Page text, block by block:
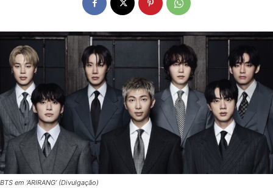
BTS em ‘ARIRANG’ (Divulgação)